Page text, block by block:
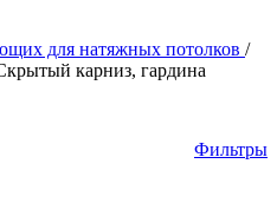
для натяжных потолков /
карниз, гардина
Фильтры